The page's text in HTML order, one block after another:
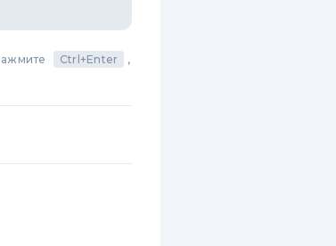
Ctrl+Enter
,